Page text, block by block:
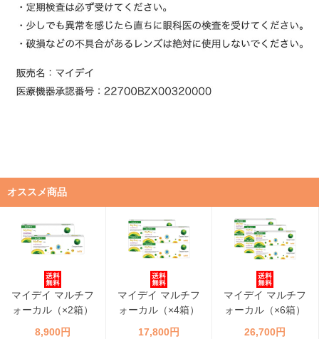
オススメ商品
マイデイ マルチフ
ォーカル（×2箱）
8,900円
マイデイ マルチフ
ォーカル（×4箱）
17,800円
マイデイ マルチフ
ォーカル（×6箱）
26,700円